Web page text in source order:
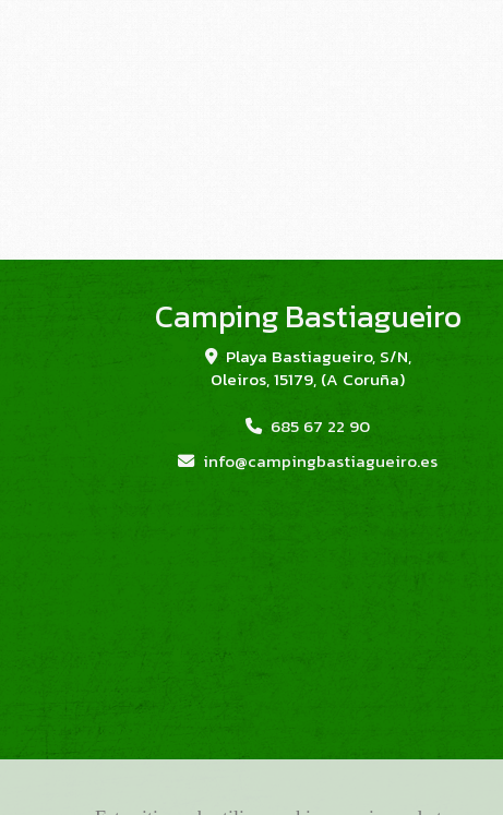
Camping Bastiagueiro
Playa Bastiagueiro, S/N,
Oleiros,15179, (A Coruña)
685 67 22 90
info campingbastiagueiro.es